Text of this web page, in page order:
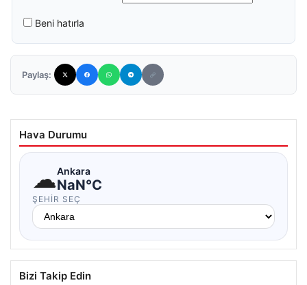
Beni hatırla
Paylaş:
Hava Durumu
☁Ankara
NaN°C
ŞEHIR SEÇ
Bizi Takip Edin